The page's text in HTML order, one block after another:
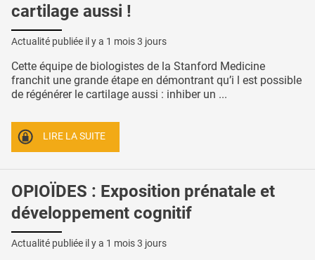
cartilage aussi !
Actualité publiée il y a 1 mois 3 jours
Cette équipe de biologistes de la Stanford Medicine
franchit une grande étape en démontrant qu’i l est possible
de régénérer le cartilage aussi : inhiber un ...
LIRE LA SUITE
OPIOÏDES : Exposition prénatale et
développement cognitif
Actualité publiée il y a 1 mois 3 jours